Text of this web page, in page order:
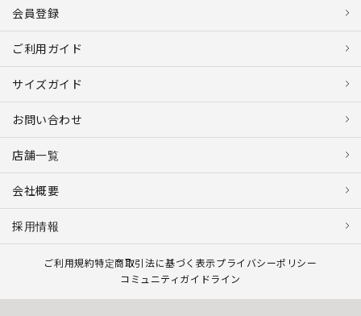
会員登録
ご利用ガイド
サイズガイド
お問い合わせ
店舗一覧
会社概要
採用情報
ご利用規約特定商取引法に基づく表示プライバシーポリシー
コミュニティガイドライン